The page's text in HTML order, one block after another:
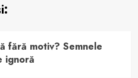
fără motiv? Semnele
ignoră